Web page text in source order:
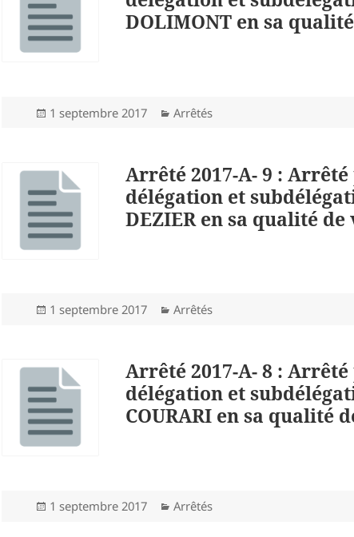
DOLIMONT en sa
Publié
1 septembre 2017 Catégories
Arrêtés
Arrêté 2017-A- 9 :
délégation et
DEZIER en sa qualité
Publié
1 septembre 2017 Catégories
Arrêtés
Arrêté 2017-A- 8 :
délégation et
COURARI en sa qualité
Publié
1 septembre 2017 Catégories
Arrêtés